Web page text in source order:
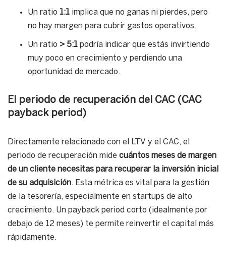
Un ratio 1:1 implica que no ganas ni pierdes, pero
no hay margen para cubrir gastos operativos.
Un ratio > 5:1 podría indicar que estás invirtiendo
muy poco en crecimiento y perdiendo una
oportunidad de mercado.
El periodo de recuperación del CAC (CAC
payback period)
Directamente relacionado con el LTV y el CAC, el
periodo de recuperación mide cuántos meses de margen
de un cliente necesitas para recuperar la inversión inicial
de su adquisición. Esta métrica es vital para la gestión
de la tesorería, especialmente en startups de alto
crecimiento. Un payback period corto (idealmente por
debajo de 12 meses) te permite reinvertir el capital más
rápidamente.